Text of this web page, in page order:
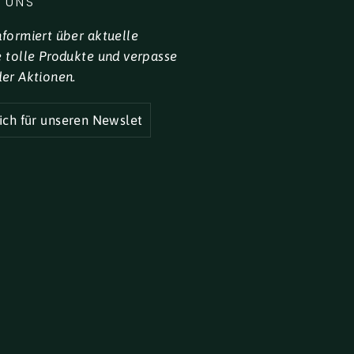
über aktuelle
tolle Produkte und verpasse
Aktionen.